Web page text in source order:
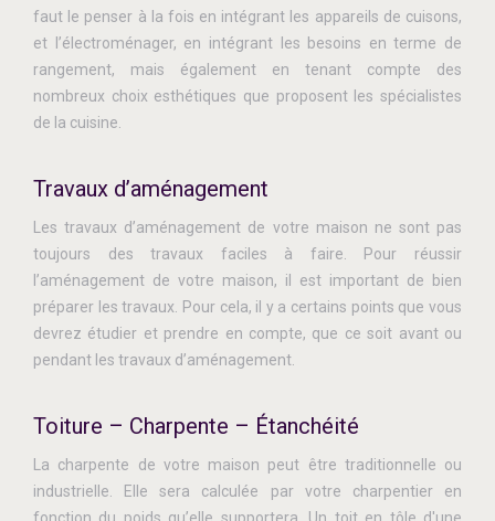
faut le penser à la fois en intégrant les appareils de cuisons,
et l’électroménager, en intégrant les besoins en terme de
rangement, mais également en tenant compte des
nombreux choix esthétiques que proposent les spécialistes
de la cuisine.
Travaux d’aménagement
Les travaux d’aménagement de votre maison ne sont pas
toujours des travaux faciles à faire. Pour réussir
l’aménagement de votre maison, il est important de bien
préparer les travaux. Pour cela, il y a certains points que vous
devrez étudier et prendre en compte, que ce soit avant ou
pendant les travaux d’aménagement.
Toiture – Charpente – Étanchéité
La charpente de votre maison peut être traditionnelle ou
industrielle. Elle sera calculée par votre charpentier en